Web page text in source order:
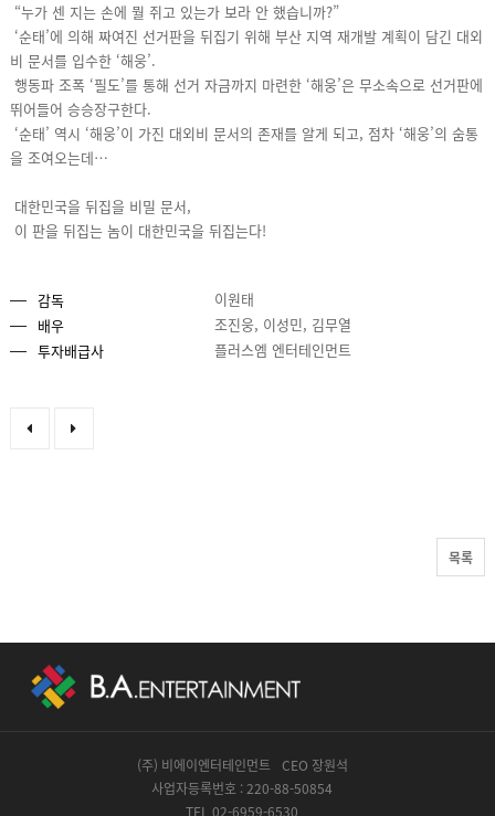
“누가 센 지는 손에 뭘 쥐고 있는가 보라 안 했습니까?”
‘순태’에 의해 짜여진 선거판을 뒤집기 위해 부산 지역 재개발 계획이 담긴 대외
비 문서를 입수한 ‘해웅’.
행동파 조폭 ‘필도’를 통해 선거 자금까지 마련한 ‘해웅’은 무소속으로 선거판에
뛰어들어 승승장구한다.
‘순태’ 역시 ‘해웅’이 가진 대외비 문서의 존재를 알게 되고, 점차 ‘해웅’의 숨통
을 조여오는데…
대한민국을 뒤집을 비밀 문서,
이 판을 뒤집는 놈이 대한민국을 뒤집는다!
감독
이원태
배우
조진웅, 이성민, 김무열
투자배급사
플러스엠 엔터테인먼트
목록
(주) 비에이엔터테인먼트 CEO 장원석
사업자등록번호 : 220-88-50854